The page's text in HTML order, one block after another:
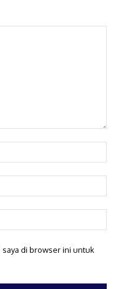
saya di browser ini untuk